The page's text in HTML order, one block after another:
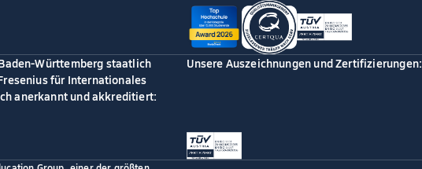
Württemberg staatlich
für Internationales
anerkannt und akkreditiert:
Unsere Auszeichnungen und Zertifizierungen: